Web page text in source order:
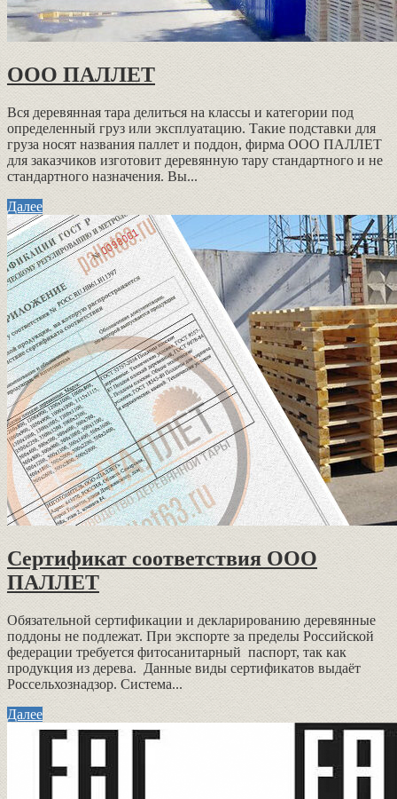
ООО ПАЛЛЕТ
Вся деревянная тара делиться на классы и категории под
определенный груз или эксплуатацию. Такие подставки для
груза носят названия паллет и поддон, фирма ООО ПАЛЛЕТ
для заказчиков изготовит деревянную тару стандартного и не
стандартного назначения. Вы...
Далее
Сертификат соответствия ООО
ПАЛЛЕТ
Обязательной сертификации и декларированию деревянные
поддоны не подлежат. При экспорте за пределы Российской
федерации требуется фитосанитарный паспорт, так как
продукция из дерева. Данные виды сертификатов выдаёт
Россельхознадзор. Система...
Далее